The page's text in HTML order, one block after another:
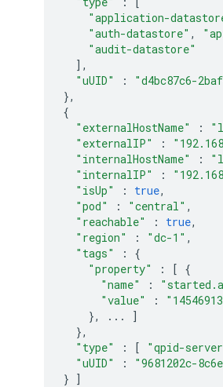
"application-
"auth-datastore" ,
"audit-datastore"
],
"uUID"
:
"d4bc87c6-
},
{
"externalHostName"
:
"externalIP"
:
"internalHostName"
:
"internalIP"
:
"isUp"
: true,
"pod"
: "central" ,
"reachable"
: true,
"region"
: "dc-1" ,
"tags"
:
{
"property"
: [ {
"name"
:
"value"
:
},
...
]
},
"type"
: [ "qpid-
"uUID"
:
"9681202c-
} ]